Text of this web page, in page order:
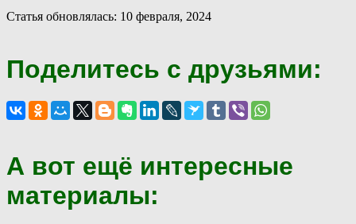
Статья обновлялась: 10 февраля, 2024
Поделитесь с друзьями:
А вот ещё интересные
материалы: